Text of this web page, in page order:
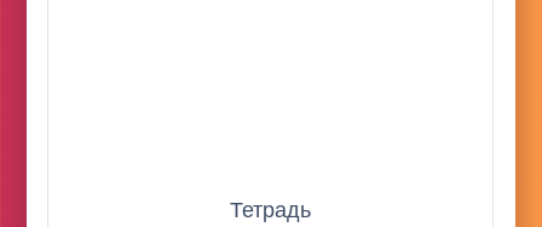
Тетрадь